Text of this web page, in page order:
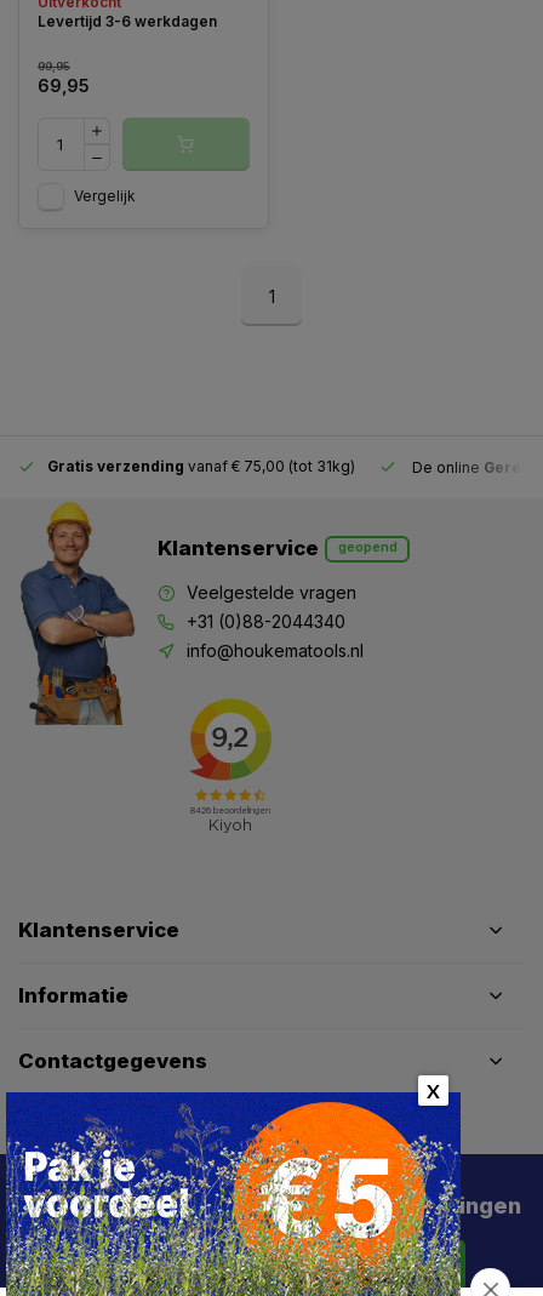
Levertijd 3-6 werkdagen
99,95
69,95
Vergelijk
1
Gratis verzending vanaf € 75,00 (tot 31kg) De online
Klantenservice geopend
Veelgestelde vragen
+31 (0)88-2044340
info@houkematools.nl
Klantenservice
Informatie
Contactgegevens
Schrijf je in voor de beste deals en kortingen
Abonneer
X